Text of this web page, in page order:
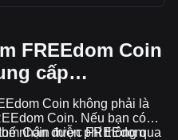
FREEdom Coin
cấp…
Coin không phải là
Coin. Nếu bạn có
nhận được FREEdom
Coin miễn phí thông qua